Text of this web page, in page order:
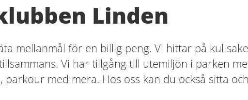
Linden
mellanmål för en billig peng. Vi hittar på kul
Vi har tillgång till utemiljön i parken
parkour med mera. Hos oss kan du också sitta och